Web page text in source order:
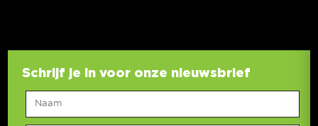
Schrijf je in voor onze nieuwsbrief